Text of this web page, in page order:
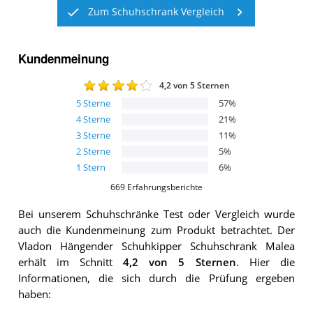
Zum Schuhschrank Vergleich
Kundenmeinung
4,2von 5 Sternen
5Sterne 57%
4Sterne 21%
3Sterne 11%
2Sterne 5%
1 Stern 6%
669 Erfahrungsberichte
Bei unserem SchuhschränkeTest oder Vergleich wurde
auch die Kundenmeinung zum Produkt betrachtet. Der
Vladon Hängender Schuhkipper Schuhschrank Malea
erhält im Schnitt4,2 von 5 Sternen. Hier die
Informationen, die sich durch die Prüfung ergeben
haben: